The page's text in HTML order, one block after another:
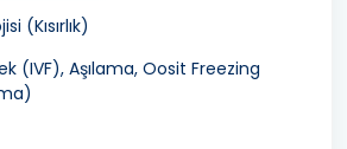
(Kısırlık)
(IVF), Aşılama, Oosit Freezing